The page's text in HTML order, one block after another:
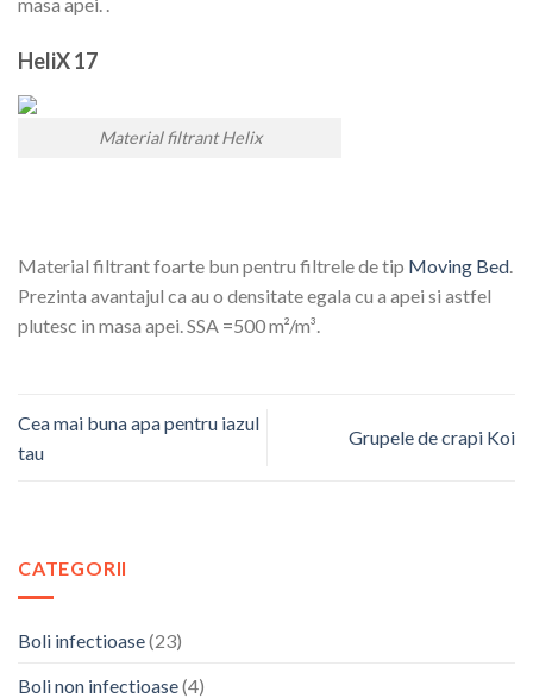
HeliX 17
Material filtrant Helix
Material filtrant foarte bun pentru filtrele de tip Moving Bed.
Prezinta avantajul ca au o densitate egala cu a apei si astfel
plutesc in masa apei. SSA =500 m²/m³.
Cea mai buna apa pentru iazul
tau
Grupele de crapi Koi
CATEGORII
Boli infectioase(23)
Boli non infectioase(4)